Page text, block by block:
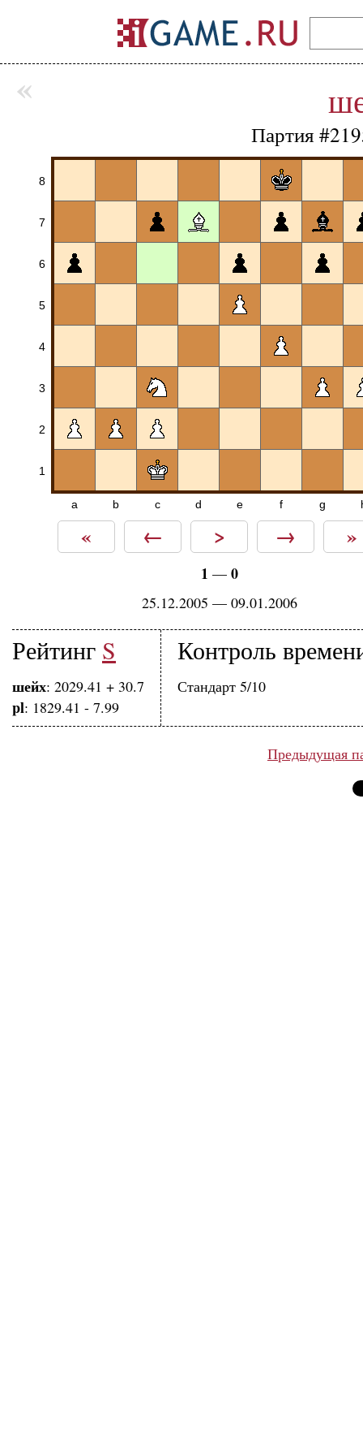
Партия
8
7
6
5
4
3
2
1
a b c d e f g
« ← > → »
1 — 0
25.12.2005 — 09.01.2006
Рейтинг S
шейх: 2029.41 + 30.7
pl: 1829.41 - 7.99
Контроль
Стандарт 5/10
Предыдущая
«